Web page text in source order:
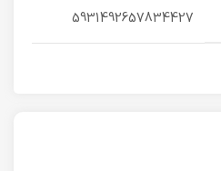
5931492657834427